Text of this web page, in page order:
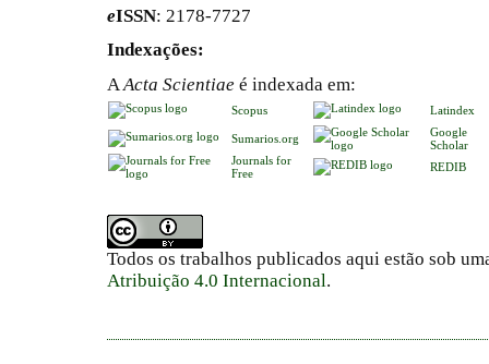
eISSN: 2178-7727
Indexações:
A Acta Scientiae é indexada em:
Scopus Latindex
Sumarios.org
Google
Scholar
Journals for
Free
REDIB
Todos os trabalhos publicados aqui estão sob
Atribuição 4.0 Internacional.